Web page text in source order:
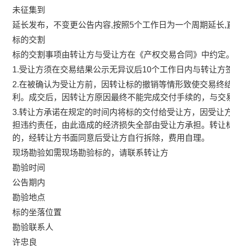
未征集到
延长发布，不变更公告内容,按照5个工作日为一个周期延长,
标的交割
标的交割事项由转让方与受让方在《产权交易合同》中约定
1.受让方须在交易结果公示无异议后10个工作日内与转让方
2.在被确认为受让方前，因转让标的撤销等情形致使交易
利。成交后，因转让方原因最终不能完成交付手续的，与
3.转让方承诺在规定的时间内将标的交付给受让方，因受
担违约责任，由此造成的经济损失全部由受让方承担。转
的，经转让方书面同意后受让方自行拆除，费用自理。
现场勘验如需现场勘验标的，请联系转让方
勘验时间
公告期内
勘验地点
标的坐落位置
勘验联系人
许忠良